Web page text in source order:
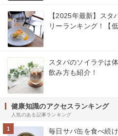
【2025年最新】スタ
リーランキング！【
スタバのソイラテは
飲み方も紹介！
健康知識のアクセスランキング
人気のある記事ランキング
1
毎日サバ缶を食べ続